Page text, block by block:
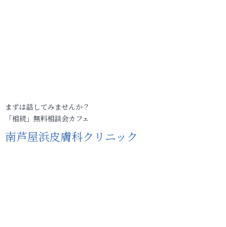
まずは話してみませんか？
「相続」無料相談会カフェ
南芦屋浜皮膚科クリニック